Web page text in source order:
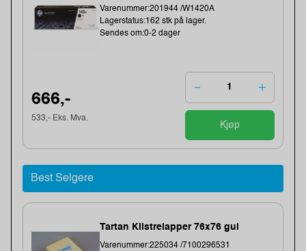
Varenummer:201944 /W1420A
Lagerstatus:162 stk på lager.
Sendes om:0-2 dager
666,-
533,- Eks. Mva.
Kjøp
Best Selgere
Tartan Klistrelapper 76x76 gul
Varenummer:225034 /7100296531